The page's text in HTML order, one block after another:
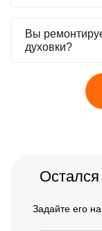
Вы
духовки?
Задайте его